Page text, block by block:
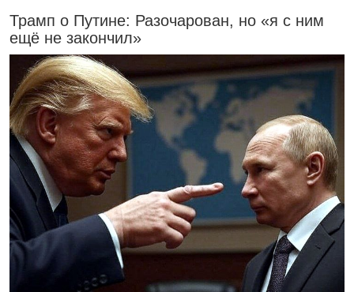
Трамп о Путине: Разочарован, но «я с ним
ещё не закончил»